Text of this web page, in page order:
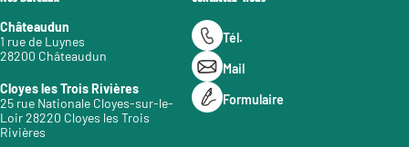
Châteaudun
1 rue de Luynes
28200 Châteaudun
Cloyes les Trois Rivières
25 rue Nationale Cloyes-sur-le-
Loir 28220 Cloyes les Trois
Rivières
Tél.
Mail
Formulaire